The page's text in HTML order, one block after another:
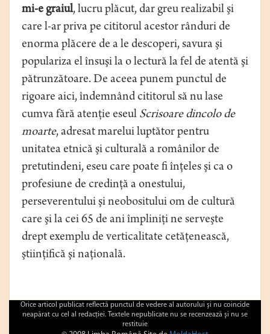
mi-e graiul, lucru plăcut, dar greu realizabil şi
care l-ar priva pe cititorul acestor rânduri de
enorma plăcere de a le descoperi, savura şi
populariza el însuşi la o lectură la fel de atentă şi
pătrunzătoare. De aceea punem punctul de
rigoare aici, îndemnând cititorul să nu lase
cumva fără atenţie eseul Scrisoare dincolo de
moarte, adresat marelui luptător pentru
unitatea etnică şi culturală a românilor de
pretutindeni, eseu care poate fi înţeles şi ca o
profesiune de credinţă a onestului,
perseverentului şi neobositului om de cultură
care şi la cei 65 de ani împliniţi ne serveşte
drept exemplu de verticalitate cetăţenească,
ştiinţifică şi naţională.
Orice articol publicat reflectă punctul de vedere al autorului şi nu coincide
neapărat cu cel al redacţiei. Textele nepublicate nu se recenzează şi nu se
restituie